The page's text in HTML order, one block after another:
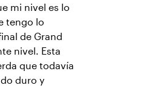
mi nivel es lo
tengo lo
de Grand
nivel. Esta
que todavía
duro y